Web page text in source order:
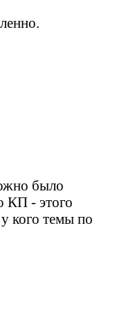
было
КП - этого
кого темы по